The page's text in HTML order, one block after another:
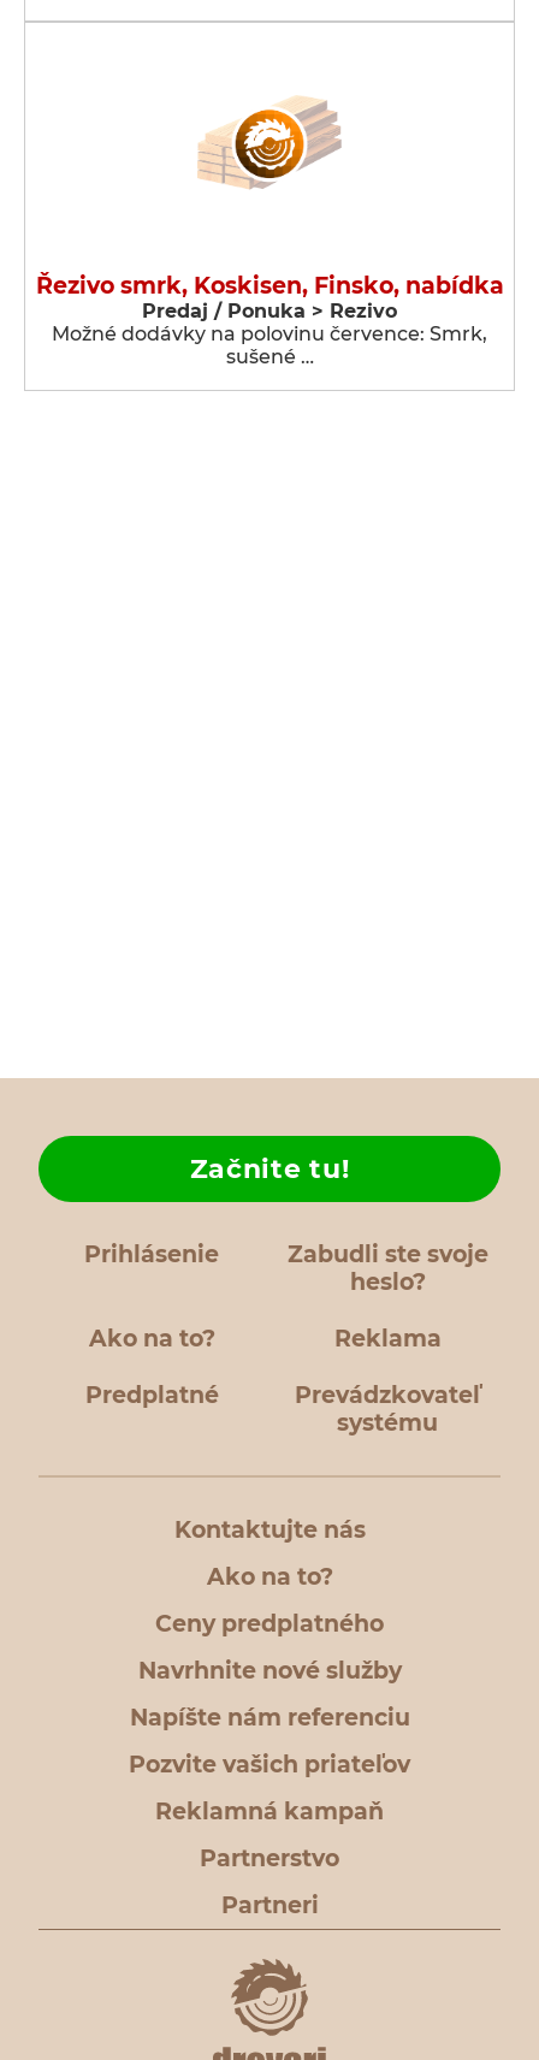
Řezivo smrk, Koskisen, Finsko, nabídka
Predaj / Ponuka > Rezivo
Možné dodávky na polovinu července: Smrk,
sušené …
Prihlásenie
Zabudli ste svoje
heslo?
Ako na to?
Začnite tu!
Reklama
Predplatné
Prevádzkovateľ
systému
Kontaktujte nás
Ako na to?
Ceny predplatného
Navrhnite nové služby
Napíšte nám referenciu
Pozvite vašich priateľov
Reklamná kampaň
Partnerstvo
Partneri